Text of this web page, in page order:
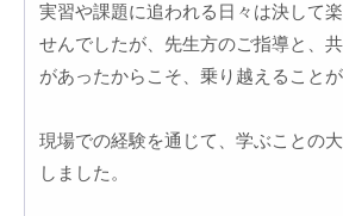
実習や課題に追われる日々は決して
せんでしたが、先生方のご指導と、
があったからこそ、乗り越えることが
現場での経験を通じて、学ぶことの
しました。